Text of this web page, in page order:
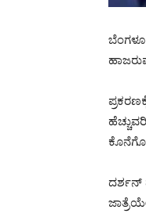
ದರ್ಶನ್